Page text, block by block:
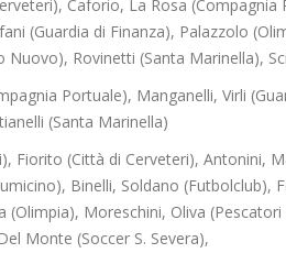
Caforio, La Rosa (Compagnia
(Guardia di Finanza), Palazzolo
Rovinetti (Santa Marinella),
Portuale), Manganelli, Virli
(Santa Marinella)
Fiorito (Città di Cerveteri), Antonini,
Binelli, Soldano (Futbolclub),
Moreschini, Oliva (Pescatori
Monte (Soccer S. Severa),